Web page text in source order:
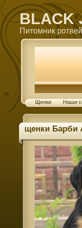
BLACK
Питомник
Щенки Наши
щенки Барби